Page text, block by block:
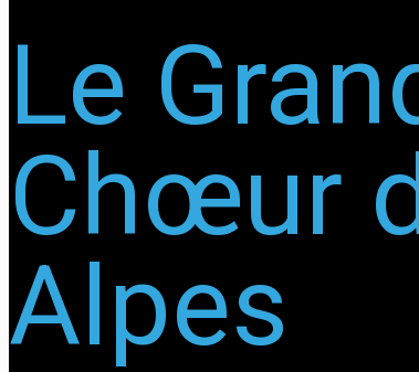
Le
Chœur
Alpes